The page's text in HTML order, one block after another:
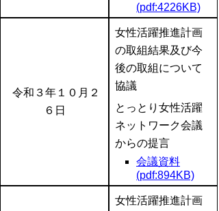
(pdf:4226KB)
令和３年１０月２
６日
女性活躍推進計画
の取組結果及び今
後の取組について
協議
とっとり女性活躍
ネットワーク会議
からの提言
会議資料
(pdf:894KB)
女性活躍推進計画